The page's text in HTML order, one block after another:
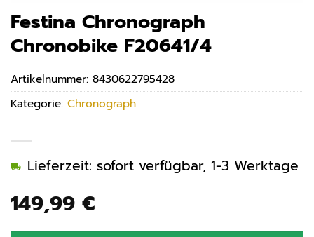
Festina Chronograph
Chronobike F20641/4
149,99 €
Lieferzeit: sofort verfügbar, 1-3 Werktage
Artikelnummer: 8430622795428
Kategorie: Chronograph